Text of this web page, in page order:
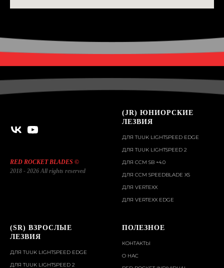
RED ROCKET BLADES ©
2018 - 2026 All rights reserved
(JR) ЮНИОРСКИЕ
ЛЕЗВИЯ
ДЛЯ TUUK LIGHTSPEED EDGE
ДЛЯ TUUK LIGHTSPEED 2
ДЛЯ ССM SB +4.0
ДЛЯ CCM SPEEDBLADE XS
ДЛЯ VERTEXX
ДЛЯ VERTEXX EDGE
(SR) ВЗРОСЛЫЕ
ЛЕЗВИЯ
ДЛЯ TUUK LIGHTSPEED EDGE
ДЛЯ TUUK LIGHTSPEED 2
ПОЛЕЗНОЕ
КОНТАКТЫ
О НАС